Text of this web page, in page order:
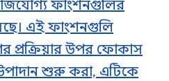
ফাংশনগুলির
এই ফাংশনগুলি
প্রক্রিয়ার উপর ফোকাস
শুরু করা, এটিকে